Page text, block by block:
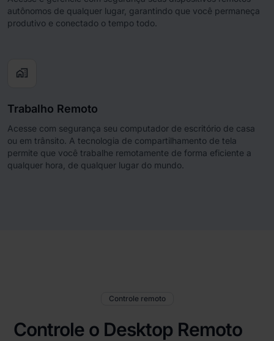
autônomos de qualquer lugar, garantindo que você permaneça
produtivo e conectado o tempo todo.
home_work
Trabalho Remoto
Acesse com segurança seu computador de escritório de casa
ou em trânsito. A tecnologia de compartilhamento de tela
permite que você trabalhe remotamente de forma eficiente a
qualquer hora, de qualquer lugar do mundo.
Controle remoto
Controle o Desktop Remoto